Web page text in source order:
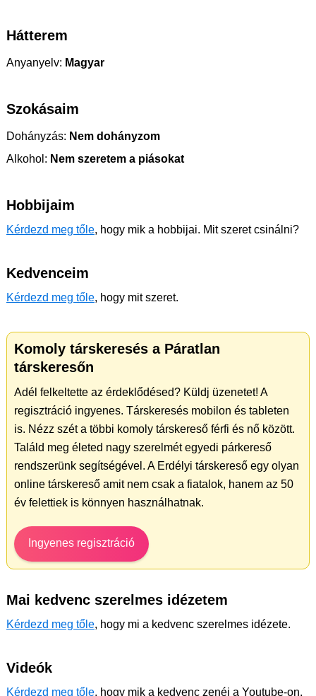
Hátterem
Anyanyelv: Magyar
Szokásaim
Dohányzás: Nem dohányzom
Alkohol: Nem szeretem a piásokat
Hobbijaim
Kérdezd meg tőle, hogy mik a hobbijai. Mit szeret csinálni?
Kedvenceim
Kérdezd meg tőle, hogy mit szeret.
Komoly társkeresés a Páratlan
társkeresőn
Adél felkeltette az érdeklődésed? Küldj üzenetet! A
regisztráció ingyenes. Társkeresés mobilon és tableten
is. Nézz szét a többi komoly társkereső férfi és nő között.
Találd meg életed nagy szerelmét egyedi párkereső
rendszerünk segítségével. A Erdélyi társkereső egy olyan
online társkereső amit nem csak a fiatalok, hanem az 50
év felettiek is könnyen használhatnak.
Ingyenes regisztráció
Mai kedvenc szerelmes idézetem
Kérdezd meg tőle, hogy mi a kedvenc szerelmes idézete.
Videók
Kérdezd meg tőle, hogy mik a kedvenc zenéi a Youtube-on.